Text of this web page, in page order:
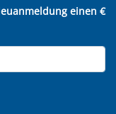
einen €